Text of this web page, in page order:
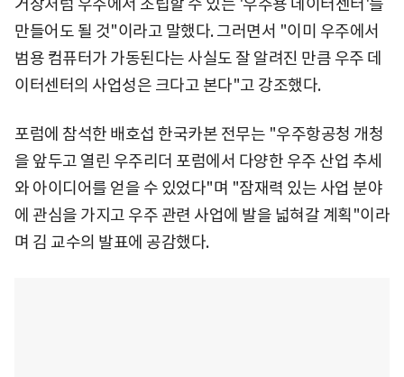
만들어도 될 것"이라고 말했다. 그러면서 "이미 우주에서
범용 컴퓨터가 가동된다는 사실도 잘 알려진 만큼 우주 데
이터센터의 사업성은 크다고 본다"고 강조했다.
포럼에 참석한 배호섭 한국카본 전무는 "우주항공청 개청
을 앞두고 열린 우주리더 포럼에서 다양한 우주 산업 추세
와 아이디어를 얻을 수 있었다"며 "잠재력 있는 사업 분야
에 관심을 가지고 우주 관련 사업에 발을 넓혀갈 계획"이라
며 김 교수의 발표에 공감했다.